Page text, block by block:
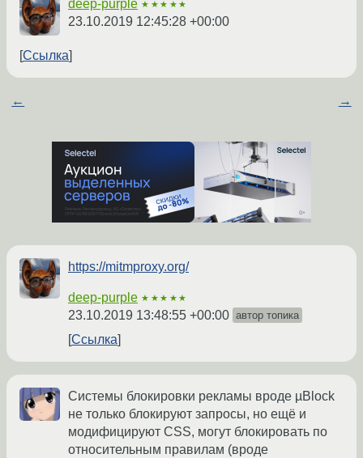
deep-purple ★★★★★
23.10.2019 12:45:28 +00:00
Ссылка
← →
https://mitmproxy.org/
deep-purple ★★★★★
23.10.2019 13:48:55 +00:00 автор топика
Ссылка
Системы блокировки рекламы вроде µBlock
не только блокируют запросы, но ещё и
модифицируют CSS, могут блокировать по
относительным правилам (вроде